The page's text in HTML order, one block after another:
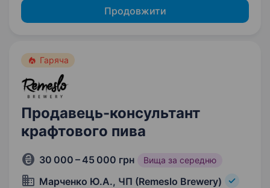
Продовжити
Гаряча
Продавець-консультант
крафтового пива
30 000 – 45 000 грн Вища за середню
Марченко Ю.А., ЧП (Remeslo Brewery)